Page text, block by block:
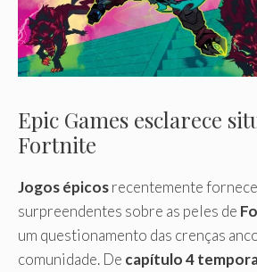
Epic Games esclarece
Fortnite
Jogos épicosrecentemente
surpreendentes sobre as peles de
um questionamento das crenças
comunidade. De capítulo 4